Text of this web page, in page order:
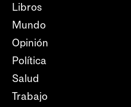
Libros
Mundo
Opinión
Política
Salud
Trabajo